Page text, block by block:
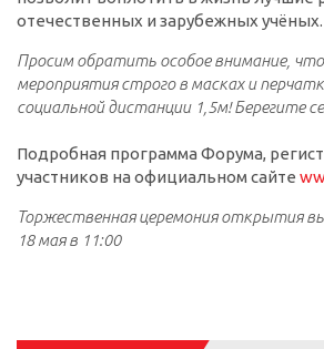
отечественных и зарубежных учёных.
Просим обратить особое внимание,
мероприятия строго в масках и
социальной дистанции 1,5м! Берегите
Подробная программа Форума,
участников на официальном сайте
Торжественная церемония открытия
18 мая в 11:00